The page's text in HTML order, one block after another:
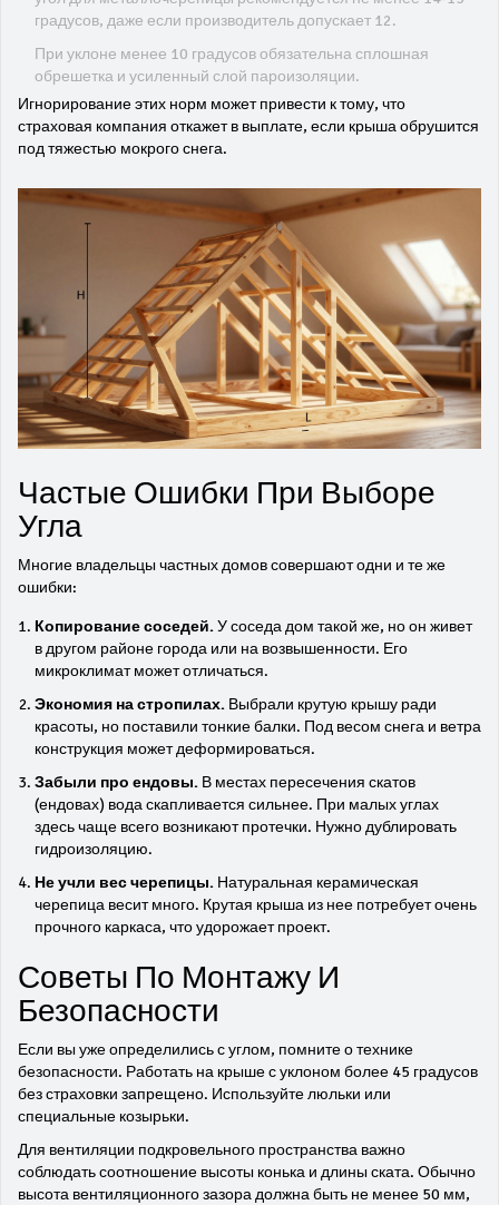
градусов, даже если производитель допускает 12.
При уклоне менее 10 градусов обязательна сплошная
обрешетка и усиленный слой пароизоляции.
Игнорирование этих норм может привести к тому, что
страховая компания откажет в выплате, если крыша обрушится
под тяжестью мокрого снега.
Частые Ошибки При Выборе
Угла
Многие владельцы частных домов совершают одни и те же
ошибки:
Копирование соседей.У соседа дом такой же, но он живет
в другом районе города или на возвышенности. Его
микроклимат может отличаться.
Экономия на стропилах. Выбрали крутую крышу ради
красоты, но поставили тонкие балки. Под весом снега и ветра
конструкция может деформироваться.
Забыли про ендовы. В местах пересечения скатов
(ендовах) вода скапливается сильнее. При малых углах
здесь чаще всего возникают протечки. Нужно дублировать
гидроизоляцию.
Не учли вес черепицы. Натуральная керамическая
черепица весит много. Крутая крыша из нее потребует очень
прочного каркаса, что удорожает проект.
Советы По Монтажу И
Безопасности
Если вы уже определились с углом, помните о технике
безопасности. Работать на крыше с уклоном более 45 градусов
без страховки запрещено. Используйте люльки или
специальные козырьки.
Для вентиляции подкровельного пространства важно
соблюдать соотношение высоты конька и длины ската. Обычно
высота вентиляционного зазора должна быть не менее 50 мм,